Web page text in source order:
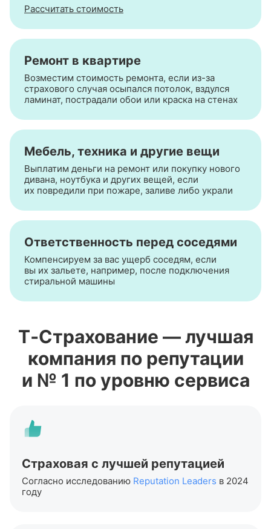
Рассчитать стоимость
Ремонт в квартире
Возместим стоимость ремонта, если из-за
страхового случая осыпался потолок, вздулся
ламинат, пострадали обои или краска на стенах
Мебель, техника и другие вещи
Выплатим деньги на ремонт или покупку нового
дивана, ноутбука и других вещей, если
их повредили при пожаре, заливе либо украли
Ответственность перед соседями
Компенсируем за вас ущерб соседям, если
вы их зальете, например, после подключения
стиральной машины
Т‑Страхование — лучшая
компания по репутации
и № 1 по уровню сервиса
Страховая с лучшей репутацией
Согласно исследованию Reputation Leaders в 2024
году